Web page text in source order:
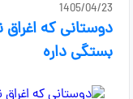
1405/04/23
دوستانی که
بستگی داره